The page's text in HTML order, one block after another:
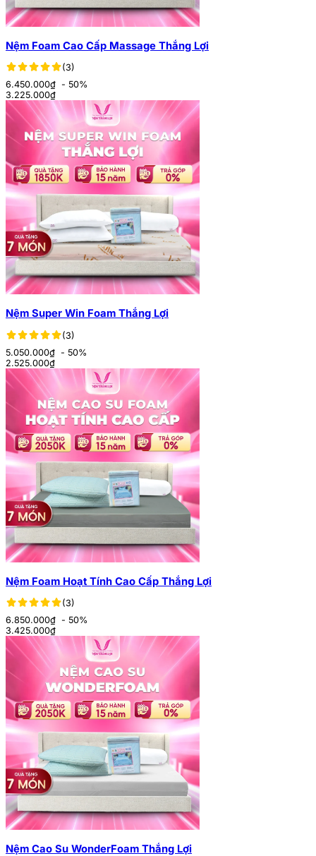
Nệm Foam Cao Cấp Massage Thắng Lợi
(3)
6.450.000₫ - 50%
3.225.000₫
Nệm Super Win Foam Thắng Lợi
(3)
5.050.000₫ - 50%
2.525.000₫
Nệm Foam Hoạt Tính Cao Cấp Thắng Lợi
(3)
6.850.000₫ - 50%
3.425.000₫
Nệm Cao Su WonderFoam Thắng Lợi